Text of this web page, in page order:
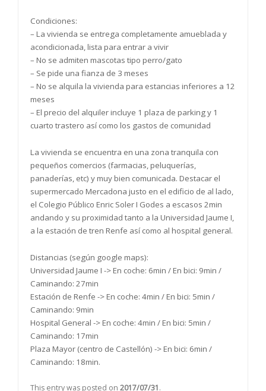
Condiciones:
– La vivienda se entrega completamente amueblada y
acondicionada, lista para entrar a vivir
– No se admiten mascotas tipo perro/gato
– Se pide una fianza de 3 meses
– No se alquila la vivienda para estancias inferiores a 12
meses
– El precio del alquiler incluye 1 plaza de parking y 1
cuarto trastero así como los gastos de comunidad
La vivienda se encuentra en una zona tranquila con
pequeños comercios (farmacias, peluquerías,
panaderías, etc) y muy bien comunicada. Destacar el
supermercado Mercadona justo en el edificio de al lado,
el Colegio Público Enric Soler I Godes a escasos 2min
andando y su proximidad tanto a la Universidad Jaume I,
a la estación de tren Renfe así como al hospital general.
Distancias (según google maps):
Universidad Jaume I -> En coche: 6min / En bici: 9min /
Caminando: 27min
Estación de Renfe -> En coche: 4min / En bici: 5min /
Caminando: 9min
Hospital General -> En coche: 4min / En bici: 5min /
Caminando: 17min
Plaza Mayor (centro de Castellón) -> En bici: 6min /
Caminando: 18min.
This entry was posted on 2017/07/31.